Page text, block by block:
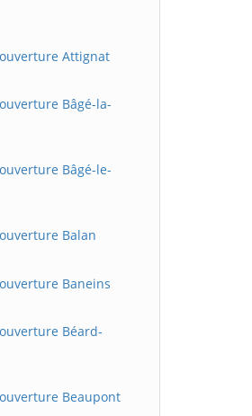
Attignat
Bâgé-la-
Bâgé-le-
Balan
Baneins
Béard-
Beaupont